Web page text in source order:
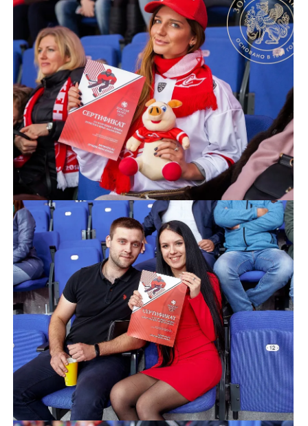
яркий игристый акцент! На каждом матче
гости ВИП-лож могут продегустировать
лучшие вина от «Золотой Балки», а среди
самых прекрасных болельщиц на трибунах
разыгрываются сертификаты на ящик
игристого. Также для всех болельщиков
клуба предоставляется постоянная скидка
20% на покупку вин в московских
фирменных бутиках крымских вин и
онлайн – на сайте krymwine.ru.
*Сертификат действителен в течение
игрового сезона, в котором он получен